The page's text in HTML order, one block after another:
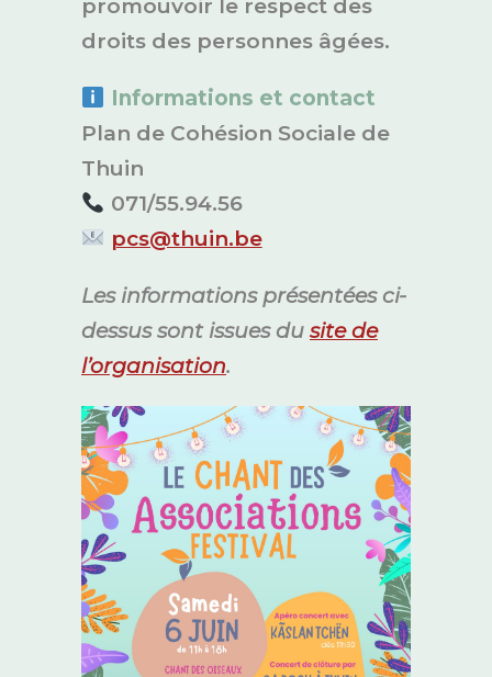
promouvoir le respect des
droits des personnes âgées.
Informations et contact
Plan de Cohésion Sociale de
Thuin
071/55.94.56
pcs@thuin.be
Les informations présentées ci-
dessus sont issues du site de
l’organisation.